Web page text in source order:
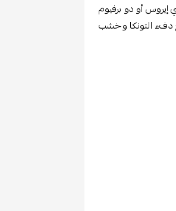
إيروس أو دو برفيوم
مع دفء التونكا وخشب